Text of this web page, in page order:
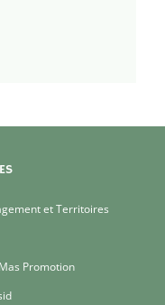
et Territoires
Promotion